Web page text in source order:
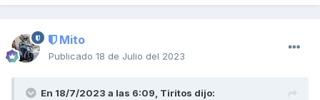
Mito
Publicado 18 de Julio del 2023
En 18/7/2023 a las 6:09, Tiritos dijo: